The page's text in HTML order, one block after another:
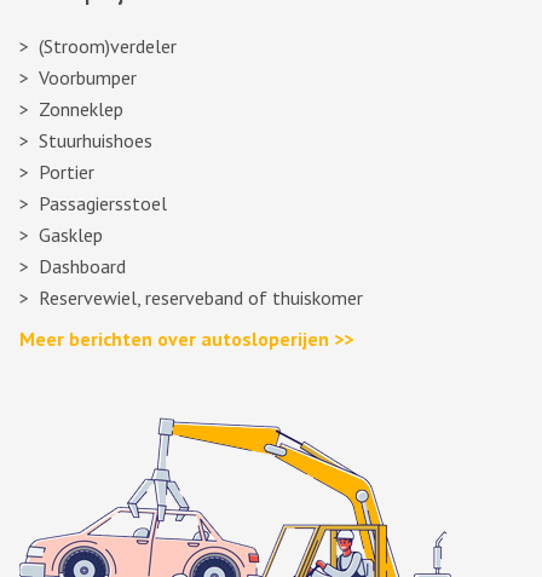
(Stroom)verdeler
Voorbumper
Zonneklep
Stuurhuishoes
Portier
Passagiersstoel
Gasklep
Dashboard
Reservewiel, reserveband of thuiskomer
Meer berichten over autosloperijen >>